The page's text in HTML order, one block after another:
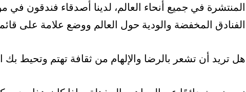
المنتشرة في جميع أنحاء العالم، لدينا أصدقاء فندقون
الفنادق المخفضة والودية حول العالم ووضع علامة على
هل تريد أن تشعر بالرضا والإلهام من ثقافة تهتم وتحيط بك